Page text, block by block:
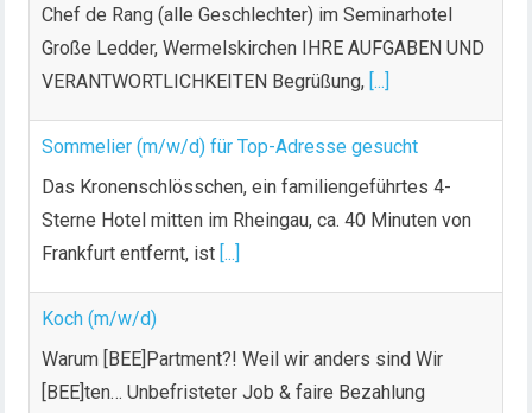
Chef de Rang (alle Geschlechter) im Seminarhotel
Große Ledder, Wermelskirchen IHRE AUFGABEN UND
VERANTWORTLICHKEITEN Begrüßung, [...]
Sommelier (m/w/d) für Top-Adresse gesucht
Das Kronenschlösschen, ein familiengeführtes 4-
Sterne Hotel mitten im Rheingau, ca. 40 Minuten von
Frankfurt entfernt, ist [...]
Koch (m/w/d)
Warum [BEE]Partment?! Weil wir anders sind Wir
[BEE]ten… Unbefristeter Job & faire Bezahlung